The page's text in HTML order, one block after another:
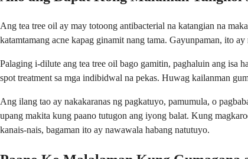
Ang tea tree oil ay may totoong antibacterial na katangian na
katamtamang acne kapag ginamit nang tama. Gayunpaman, ito
Palaging i-dilute ang tea tree oil bago gamitin, paghaluin ang isa
spot treatment sa mga indibidwal na pekas. Huwag kailanman
Ang ilang tao ay nakakaranas ng pagkatuyo, pamumula, o
upang makita kung paano tutugon ang iyong balat. Kung
kanais-nais, bagaman ito ay nawawala habang natutuyo.